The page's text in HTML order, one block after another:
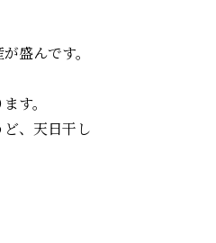
盛んです。
す。
、天日干し